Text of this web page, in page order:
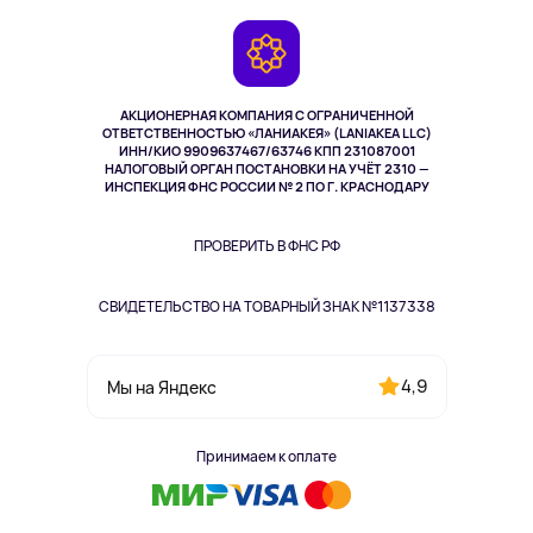
АКЦИОНЕРНАЯ КОМПАНИЯ С ОГРАНИЧЕННОЙ
ОТВЕТСТВЕННОСТЬЮ «ЛАНИАКЕЯ» (LANIAKEA LLC)
ИНН/КИО 9909637467/63746 КПП 231087001
НАЛОГОВЫЙ ОРГАН ПОСТАНОВКИ НА УЧЁТ 2310 —
ИНСПЕКЦИЯ ФНС РОССИИ № 2 ПО Г. КРАСНОДАРУ
ПРОВЕРИТЬ В ФНС РФ
СВИДЕТЕЛЬСТВО НА ТОВАРНЫЙ ЗНАК №1137338
Мы на Яндекс 4,9
Принимаем к оплате
Здоровье питомцев
Одежда и аксессуары